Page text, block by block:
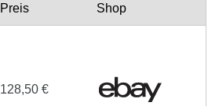
Preis Shop
128,50 €